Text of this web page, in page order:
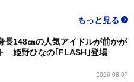
もっと見る
長148㎝の人気アイドルが前かが
姫野ひなの｢FLASH｣登場
2026.08.07